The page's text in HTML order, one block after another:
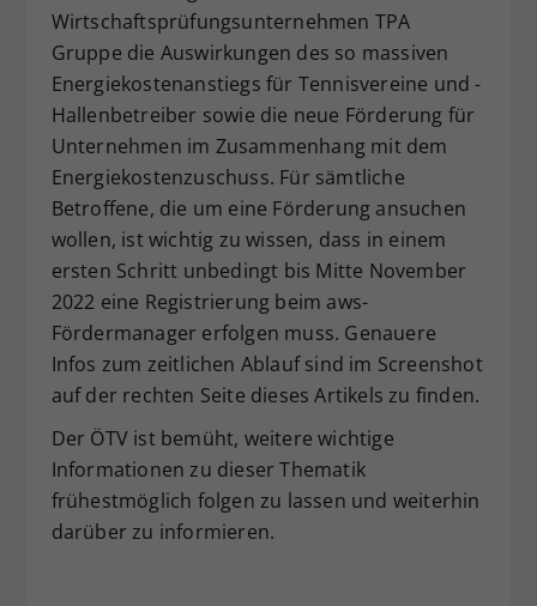
Wirtschaftsprüfungsunternehmen TPA
Gruppe die Auswirkungen des so massiven
Energiekostenanstiegs für Tennisvereine und -
Hallenbetreiber sowie die neue Förderung für
Unternehmen im Zusammenhang mit dem
Energiekostenzuschuss. Für sämtliche
Betroffene, die um eine Förderung ansuchen
wollen, ist wichtig zu wissen, dass in einem
ersten Schritt unbedingt bis Mitte November
2022 eine Registrierung beim aws-
Fördermanager erfolgen muss. Genauere
Infos zum zeitlichen Ablauf sind im Screenshot
auf der rechten Seite dieses Artikels zu finden.
Der ÖTV ist bemüht, weitere wichtige
Informationen zu dieser Thematik
frühestmöglich folgen zu lassen und weiterhin
darüber zu informieren.
Zweck
Dieser Wert speichert Ihre Consent-
Einstellungen. Unter anderem eine
zufällig generierte ID, für die
historische Speicherung Ihrer
vorgenommen Einstellungen, falls der
Webseiten-Betreiber dies eingestellt
hat.